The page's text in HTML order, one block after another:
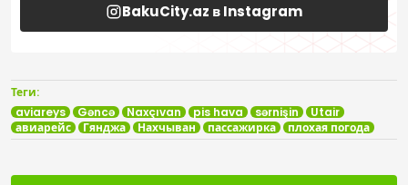
BakuCity.az в Instagram
Теги:
aviareys
Gəncə Naxçıvan pis hava sərnişin
Utair
авиарейс
Гянджа Нахчыван пассажирка плохая погода